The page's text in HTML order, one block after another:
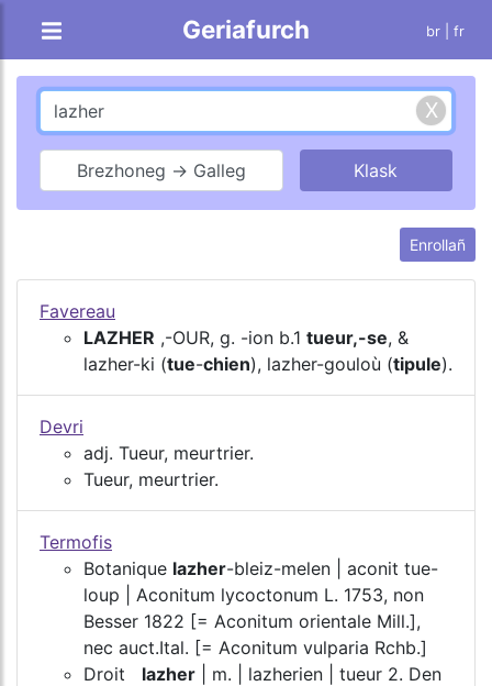
Geriafurch br | fr
Brezhoneg → Galleg
Enrollañ
Favereau
LAZHER ,-OUR, g. -ion b.1 tueur,-se, &
lazher-ki (tue-chien), lazher-gouloù (tipule).
Devri
adj. Tueur, meurtrier.
Tueur, meurtrier.
Termofis
Botanique lazher-bleiz-melen | aconit tue-
loup | Aconitum lycoctonum L. 1753, non
Besser 1822 [= Aconitum orientale Mill.],
nec auct.Ital. [= Aconitum vulparia Rchb.]
Droit lazher | m. | lazherien | tueur 2. Den